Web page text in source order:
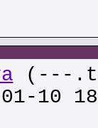
(---
10